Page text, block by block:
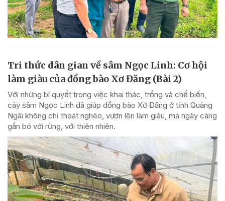
Tri thức dân gian về sâm Ngọc Linh: Cơ hội
làm giàu của đồng bào Xơ Đăng (Bài 2)
Với những bí quyết trong việc khai thác, trồng và chế biến,
cây sâm Ngọc Linh đã giúp đồng bào Xơ Đăng ở tỉnh Quảng
Ngãi không chỉ thoát nghèo, vươn lên làm giàu, mà ngày càng
gắn bó với rừng, với thiên nhiên.